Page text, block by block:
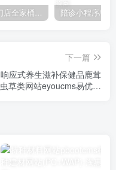
壹佰万能门店全家桶10套独立版v2.6.68(​多商户+智能名片+智慧轻站+万能门店等)
下一篇
响应式养生滋补保健品鹿茸
虫草类网站eyoucms易优模